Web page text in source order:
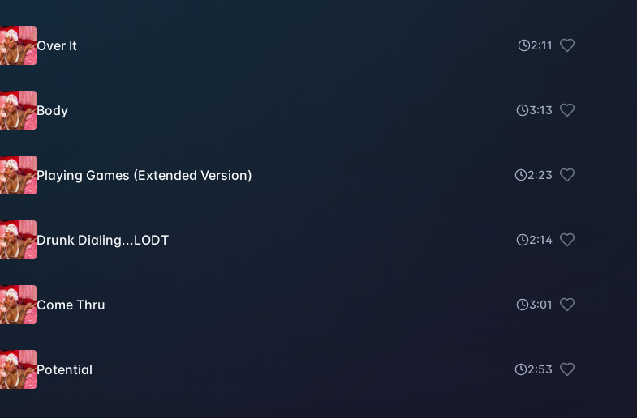
Over It 2:11
Body 3:13
Playing Games (Extended Version) 2:23
Drunk Dialing...LODT 2:14
Come Thru 3:01
Potential 2:53